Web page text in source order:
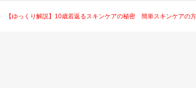
【ゆっくり解説】10歳若返るスキンケアの秘密 簡単スキンケアの